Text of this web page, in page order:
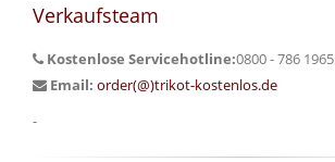
Verkaufsteam
Kostenlose Servicehotline:0800 - 786 1965
Email: order(@)trikot-kostenlos.de
-